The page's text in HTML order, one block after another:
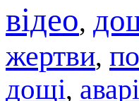
відео,
жертви,
дощі,